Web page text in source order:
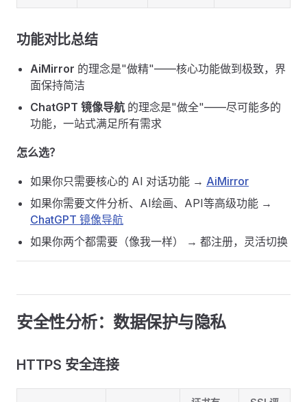
功能对比总结 ​
AiMirror 的理念是"做精"——核心功能做到极致，界
面保持简洁
ChatGPT 镜像导航 的理念是"做全"——尽可能多的
功能，一站式满足所有需求
怎么选？
如果你只需要核心的 AI 对话功能 → AiMirror
如果你需要文件分析、AI绘画、API等高级功能 →
ChatGPT 镜像导航
如果你两个都需要（像我一样） → 都注册，灵活切换
安全性分析：数据保护与隐私 ​
HTTPS 安全连接 ​